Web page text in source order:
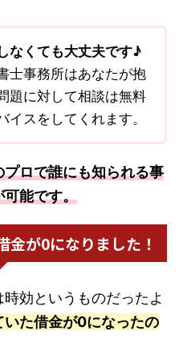
なくても大丈夫です♪
士事務所はあなたが抱
題に対して相談は無料
イスをしてくれます。
ロで誰にも知られる事
可能です。
金が0になりました！
効というものだったよ
た借金が0になったの